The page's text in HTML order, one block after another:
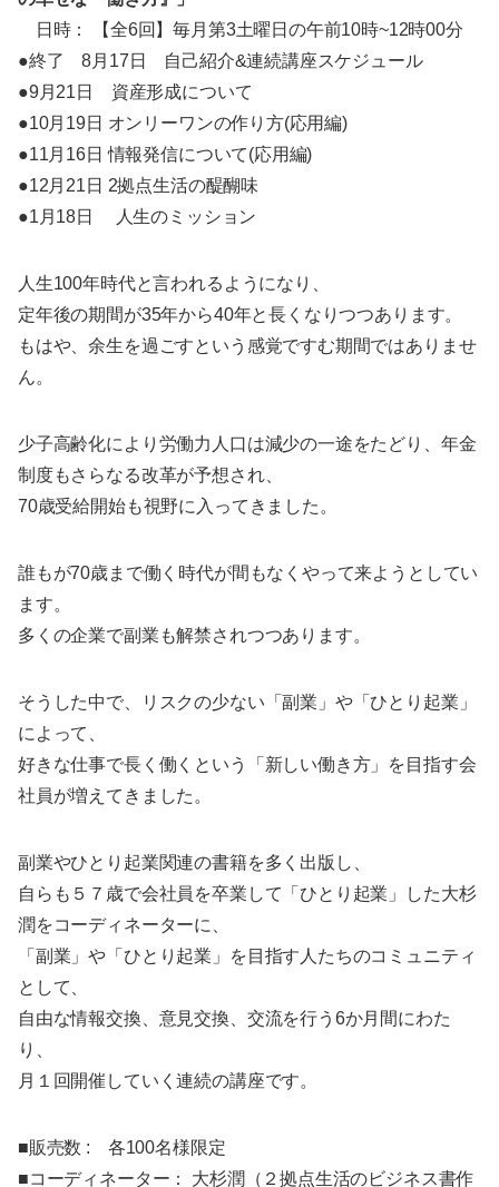
日時： 【全6回】毎月第3土曜日の午前10時~12時00分
●終了 8月17日 自己紹介&連続講座スケジュール
●9月21日 資産形成について
●10月19日 オンリーワンの作り方(応用編)
●11月16日 情報発信について(応用編)
●12月21日 2拠点生活の醍醐味
●1月18日 人生のミッション
人生100年時代と言われるようになり、
定年後の期間が35年から40年と長くなりつつあります。
もはや、余生を過ごすという感覚ですむ期間ではありませ
ん。
​少子高齢化により労働力人口は減少の一途をたどり、年金
制度もさらなる改革が予想され、
70歳受給開始も視野に入ってきました。
誰もが70歳まで働く時代が間もなくやって来ようとしてい
ます。
多くの企業で副業も解禁されつつあります。
​そうした中で、リスクの少ない「副業」や「ひとり起業」
によって、
好きな仕事で長く働くという「新しい働き方」を目指す会
社員が増えてきました。
​副業やひとり起業関連の書籍を多く出版し、
自らも５７歳で会社員を卒業して「ひとり起業」した大杉
潤をコーディネーターに、
「副業」や「ひとり起業」を目指す人たちのコミュニティ
として、
自由な情報交換、意見交換、交流を行う6か月間にわた
り、
月１回開催していく連続の講座です。
■販売数​ : 各100名様限定
■コーディネーター： 大杉潤（２拠点生活のビジネス書作